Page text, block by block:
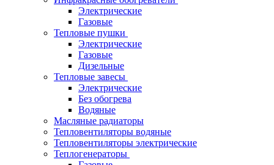
Электрические
Газовые
Тепловые пушки
Электрические
Газовые
Дизельные
Тепловые завесы
Электрические
Без обогрева
Водяные
Масляные радиаторы
Тепловентиляторы водяные
Тепловентиляторы электрические
Теплогенераторы